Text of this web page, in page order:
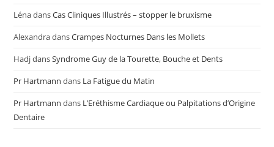
LénadansCas Cliniques Illustrés – stopper le bruxisme
AlexandradansCrampes Nocturnes Dans les Mollets
HadjdansSyndrome Guy de la Tourette, Bouche et Dents
Pr Hartmann dans La Fatigue du Matin
Pr Hartmann dans L’Eréthisme Cardiaque ou Palpitations d’Origine
Dentaire